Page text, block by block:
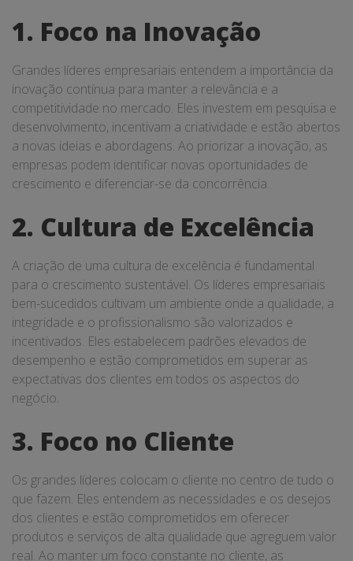
1. Foco na Inovação
Grandes líderes empresariais entendem a importância da
inovação contínua para manter a relevância e a
competitividade no mercado. Eles investem em pesquisa e
desenvolvimento, incentivam a criatividade e estão abertos
a novas ideias e abordagens. Ao priorizar a inovação, as
empresas podem identificar novas oportunidades de
crescimento e diferenciar-se da concorrência.
2. Cultura de Excelência
A criação de uma cultura de excelência é fundamental
para o crescimento sustentável. Os líderes empresariais
bem-sucedidos cultivam um ambiente onde a qualidade, a
integridade e o profissionalismo são valorizados e
incentivados. Eles estabelecem padrões elevados de
desempenho e estão comprometidos em superar as
expectativas dos clientes em todos os aspectos do
negócio.
3. Foco no Cliente
Os grandes líderes colocam o cliente no centro de tudo o
que fazem. Eles entendem as necessidades e os desejos
dos clientes e estão comprometidos em oferecer
produtos e serviços de alta qualidade que agreguem valor